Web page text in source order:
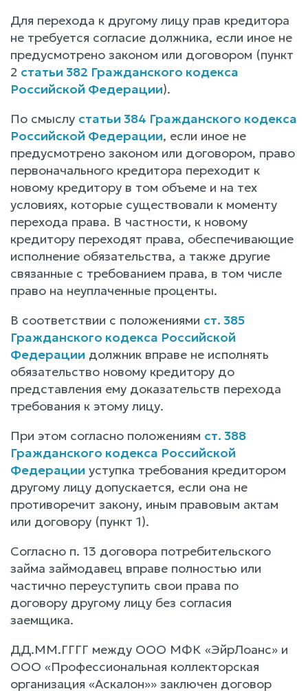
Для перехода к другому лицу прав кредитора
не требуется согласие должника, если иное не
предусмотрено законом или договором (пункт
2 статьи 382 Гражданского кодекса
Российской Федерации).
По смыслу статьи 384 Гражданского кодекса
Российской Федерации, если иное не
предусмотрено законом или договором, право
первоначального кредитора переходит к
новому кредитору в том объеме и на тех
условиях, которые существовали к моменту
перехода права. В частности, к новому
кредитору переходят права, обеспечивающие
исполнение обязательства, а также другие
связанные с требованием права, в том числе
право на неуплаченные проценты.
В соответствии с положениями ст. 385
Гражданского кодекса Российской
Федерации должник вправе не исполнять
обязательство новому кредитору до
представления ему доказательств перехода
требования к этому лицу.
При этом согласно положениям ст. 388
Гражданского кодекса Российской
Федерации уступка требования кредитором
другому лицу допускается, если она не
противоречит закону, иным правовым актам
или договору (пункт 1).
Согласно п. 13 договора потребительского
займа займодавец вправе полностью или
частично переуступить свои права по
договору другому лицу без согласия
заемщика.
ДД.ММ.ГГГГ между ООО МФК «ЭйрЛоанс» и
ООО «Профессиональная коллекторская
организация «Аскалон»» заключен договор